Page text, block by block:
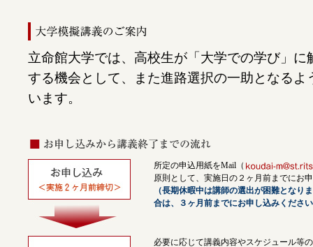
立命館大学では、高校生が「大学での学び」に
する機会として、また進路選択の一助となるよ
います。
所定の申込用紙をMail（
原則として、実施日の２ヶ月前までにお
（長期休暇中は講師の選出が困難となり
合は、３ヶ月前までにお申し込みくださ
必要に応じて講義内容やスケジュール等